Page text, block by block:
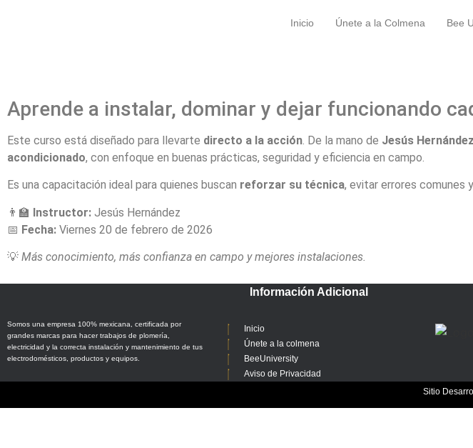
Inicio Únete a la Colmena Bee
Aprende a instalar, dominar y dejar funcionando
Este curso está diseñado para llevarte directo a la acción. De la mano de Jesús Hernández
acondicionado, con enfoque en buenas prácticas, seguridad y eficiencia en campo.
Es una capacitación ideal para quienes buscan reforzar su técnica, evitar errores comunes
👨‍🏫 Instructor: Jesús Hernández
📅 Fecha: Viernes 20 de febrero de 2026
💡 Más conocimiento, más confianza en campo y mejores instalaciones.
Somos una empresa 100% mexicana, certificada por
grandes marcas para hacer trabajos de plomería,
electricidad y la correcta instalación y mantenimiento de tus
electrodomésticos, productos y equipos.
Información Adicional
Inicio
Únete a la colmena
BeeUniversity
Aviso de Privacidad
Sitio